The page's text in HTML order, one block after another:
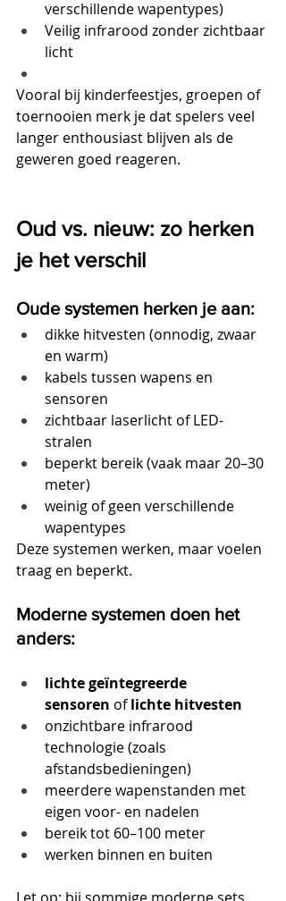
verschillende wapentypes)
Veilig infrarood zonder zichtbaar
licht
Vooral bij kinderfeestjes, groepen of
toernooien merk je dat spelers veel
langer enthousiast blijven als de
geweren goed reageren.
Oud vs. nieuw: zo herken
je het verschil
Oude systemen herken je aan:
dikke hitvesten (onnodig, zwaar
en warm)
kabels tussen wapens en
sensoren
zichtbaar laserlicht of LED-
stralen
beperkt bereik (vaak maar 20–30
meter)
weinig of geen verschillende
wapentypes
Deze systemen werken, maar voelen
traag en beperkt.
Moderne systemen doen het
anders:
lichte geïntegreerde
sensoren of lichte hitvesten
onzichtbare infrarood
technologie (zoals
afstandsbedieningen)
meerdere wapenstanden met
eigen voor- en nadelen
bereik tot 60–100 meter
werken binnen en buiten